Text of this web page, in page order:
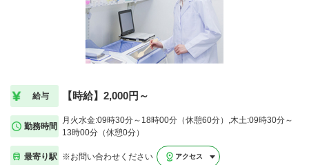
給与 【時給】2,000円～
勤務時間
月火水金:09時30分～18時00分（休憩60分）,木土:09時30分～
13時00分（休憩0分）
最寄り駅 ※お問い合わせください アクセス